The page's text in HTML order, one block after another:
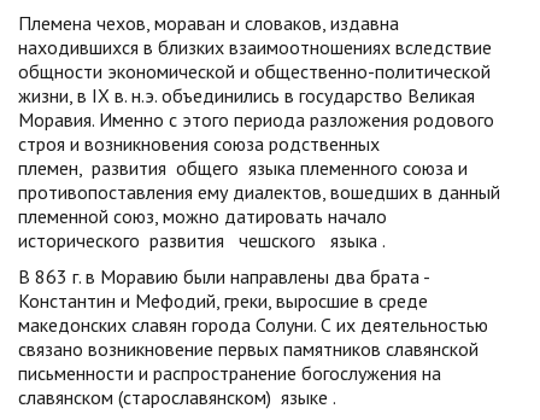
Племена чехов, мораван и словаков, издавна
находившихся в близких взаимоотношениях вследствие
общности экономической и общественно-политической
жизни, в IX в. н.э. объединились в государство Великая
Моравия. Именно с этого периода разложения родового
строя и возникновения союза родственных
племен, развития общего языка племенного союза и
противопоставления ему диалектов, вошедших в данный
племенной союз, можно датировать начало
исторического развития чешского языка .
В 863 г. в Моравию были направлены два брата -
Константин и Мефодий, греки, выросшие в среде
македонских славян города Солуни. С их деятельностью
связано возникновение первых памятников славянской
письменности и распространение богослужения на
славянском (старославянском) языке .